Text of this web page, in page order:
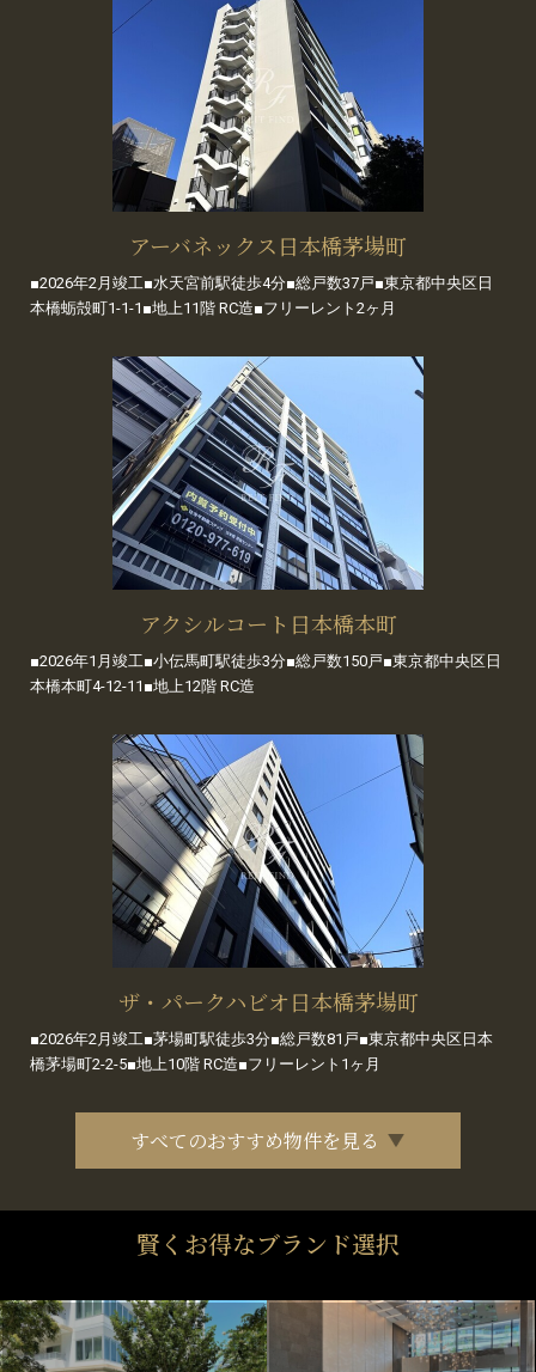
アーバネックス日本橋茅場町
■2026年2月竣工■水天宮前駅徒歩4分■総戸数37戸■東京都中央区日
本橋蛎殻町1-1-1■地上11階 RC造■フリーレント2ヶ月
アクシルコート日本橋本町
■2026年1月竣工■小伝馬町駅徒歩3分■総戸数150戸■東京都中央区日
本橋本町4-12-11■地上12階 RC造
ザ・パークハビオ日本橋茅場町
■2026年2月竣工■茅場町駅徒歩3分■総戸数81戸■東京都中央区日本
橋茅場町2-2-5■地上10階 RC造■フリーレント1ヶ月
すべてのおすすめ物件を見る
賢くお得なブランド選択